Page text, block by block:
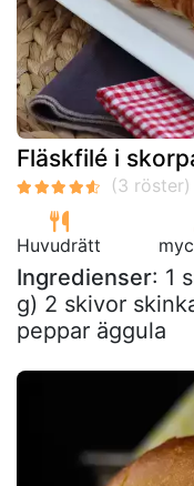
Fläskfilé i
Huvudrätt
Ingredienser: 1
g) 2 skivor
peppar äggula